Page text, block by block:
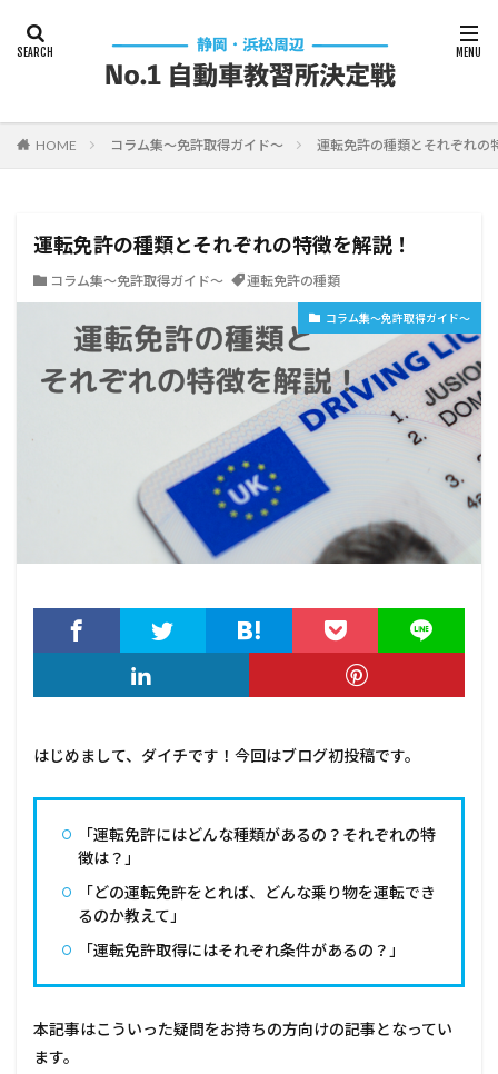
HOME コラム集～免許取得ガイド～ 運転免許の種類とそれぞれの
運転免許の種類とそれぞれの特徴を解説！
コラム集～免許取得ガイド～ 運転免許の種類
コラム集～免許取得ガイド～
はじめまして、ダイチです！今回はブログ初投稿です。
「運転免許にはどんな種類があるの？それぞれの特
徴は？」
「どの運転免許をとれば、どんな乗り物を運転でき
るのか教えて」
「運転免許取得にはそれぞれ条件があるの？」
本記事はこういった疑問をお持ちの方向けの記事となってい
ます。